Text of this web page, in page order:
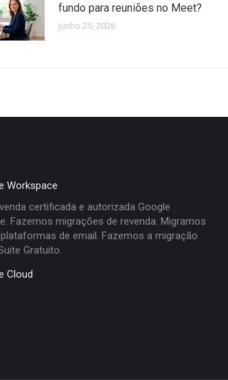
fundo para reuniões no Meet?
junho 25, 2026
Workspace
certificada e autorizada Google
Fazemos migrações de revenda. Migramos
de email. Fazemos a migração
Gratuito.
Cloud